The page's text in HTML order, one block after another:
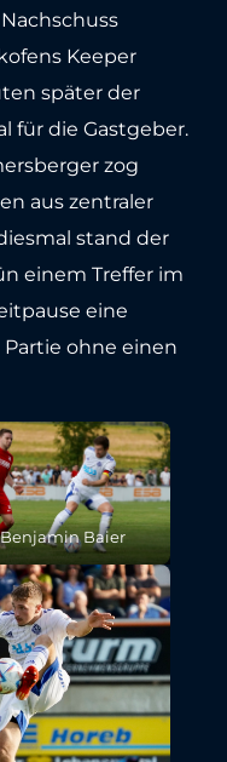
Keeper
später der
für die Gastgeber.
zog
aus zentraler
stand der
einem Treffer im
eine
ohne einen
Benjamin Baier